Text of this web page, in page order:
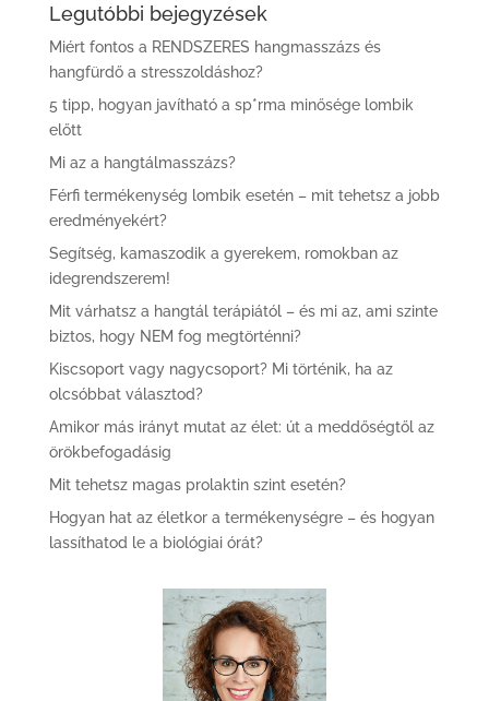
Legutóbbi bejegyzések
Miért fontos a RENDSZERES hangmasszázs és
hangfürdő a stresszoldáshoz?
5 tipp, hogyan javítható a sp*rma minősége lombik
előtt
Mi az a hangtálmasszázs?
Férfi termékenység lombik esetén – mit tehetsz a jobb
eredményekért?
Segítség, kamaszodik a gyerekem, romokban az
idegrendszerem!
Mit várhatsz a hangtál terápiától – és mi az, ami szinte
biztos, hogy NEM fog megtörténni?
Kiscsoport vagy nagycsoport? Mi történik, ha az
olcsóbbat választod?
Amikor más irányt mutat az élet: út a meddőségtől az
örökbefogadásig
Mit tehetsz magas prolaktin szint esetén?
Hogyan hat az életkor a termékenységre – és hogyan
lassíthatod le a biológiai órát?